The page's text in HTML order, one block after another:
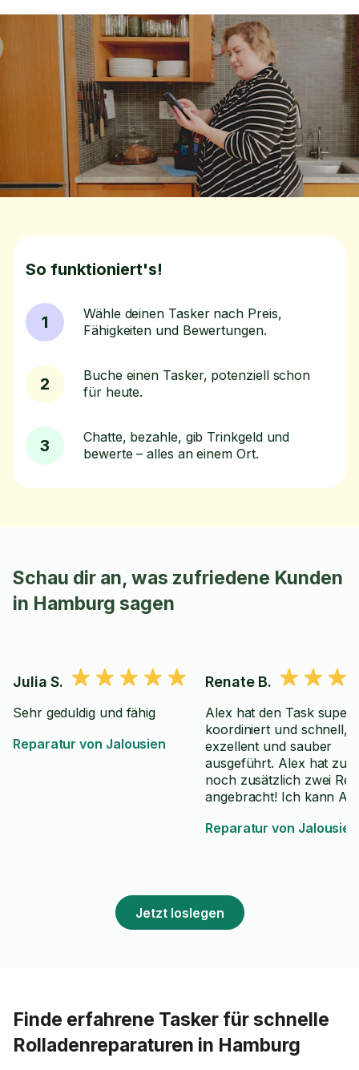
So funktioniert's!
1
Wähle deinen Tasker nach Preis,
Fähigkeiten und Bewertungen.
2
Buche einen Tasker, potenziell schon
für heute.
3
Chatte, bezahle, gib Trinkgeld und
bewerte – alles an einem Ort.
Schau dir an, was zufriedene Kunden
in Hamburg sagen
Julia S.
Sehr geduldig und fähig
Reparatur von Jalousien
Renate B.
Alex hat den Task super
koordiniert und schnell,
exzellent und sauber
ausgeführt. Alex hat
noch zusätzlich zwei
angebracht! Ich kann
und würde ihn auch
Reparatur von Jalousien
Jetzt loslegen
Finde erfahrene Tasker für schnelle
Rolladenreparaturen in Hamburg